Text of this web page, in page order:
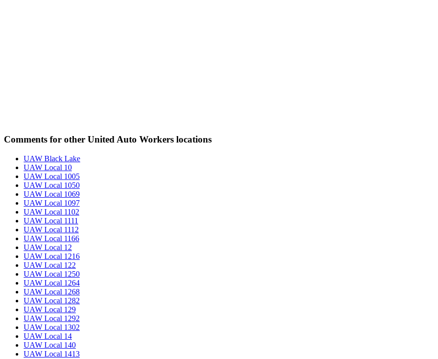
Comments for other United Auto Workers locations
UAW Black Lake
UAW Local 10
UAW Local 1005
UAW Local 1050
UAW Local 1069
UAW Local 1097
UAW Local 1102
UAW Local 1111
UAW Local 1112
UAW Local 1166
UAW Local 12
UAW Local 1216
UAW Local 122
UAW Local 1250
UAW Local 1264
UAW Local 1268
UAW Local 1282
UAW Local 129
UAW Local 1292
UAW Local 1302
UAW Local 14
UAW Local 140
UAW Local 1413